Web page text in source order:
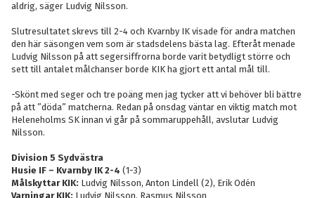
aldrig, säger Ludvig Nilsson.
Slutresultatet skrevs till 2-4 och Kvarnby IK visade för andra matchen
den här säsongen vem som är stadsdelens bästa lag. Efteråt menade
Ludvig Nilsson på att segersiffrorna borde varit betydligt större och
sett till antalet målchanser borde KIK ha gjort ett antal mål till.
-Skönt med seger och tre poäng men jag tycker att vi behöver bli bättre
på att ”döda” matcherna. Redan på onsdag väntar en viktig match mot
Heleneholms SK innan vi går på sommaruppehåll, avslutar Ludvig
Nilsson.
Division 5 Sydvästra
Husie IF – Kvarnby IK 2-4 (1-3)
Målskyttar KIK: Ludvig Nilsson, Anton Lindell (2), Erik Odén
Varningar KIK: Ludvig Nilsson, Rasmus Nilsson